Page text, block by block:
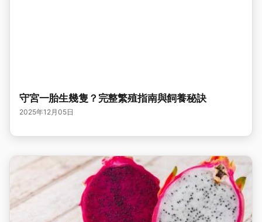
守宮一胎生幾隻？完整繁殖指南與飼養秘訣
2025年12月05日